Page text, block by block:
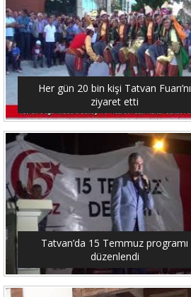
Her gün 20 bin kişi Tatvan Fuarı’nı
ziyaret etti
Tatvan’da 15 Temmuz programı
düzenlendi